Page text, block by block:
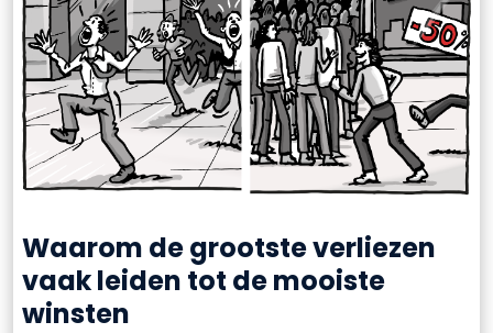
Waarom de grootste verliezen
vaak leiden tot de mooiste
winsten